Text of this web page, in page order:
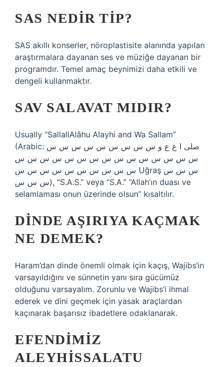
SAS NEDIR TIP?
SAS akıllı konserler, nöroplastisite alanında yapılan
araştırmalara dayanan ses ve müziğe dayanan bir
programdır. Temel amaç beynimizi daha etkili ve
dengeli kullanmaktır.
SAV SALAVAT MIDIR?
Usually “SallallAlâhu Alayhi and Wa Sallam”
(Arabic: صلى ا ع ع و س س س س س س س س س
س س س س س س س س س س س س س س س
س س س س س س س س س س Uğraş س س س
س س س), “S.A.S.” veya “S.A.” “Allah’ın duası ve
selamlaması onun üzerinde olsun” kısaltılır.
DINDE AŞIRIYA KAÇMAK
NE DEMEK?
Haram’dan dinde önemli olmak için kaçış, Wajibs’in
varsayıldığını ve sünnetin yanı sıra gücümüz
olduğunu varsayalım. Zorunlu ve Wajibs’i ihmal
ederek ve dini geçmek için yasak araçlardan
kaçınarak başarısız ibadetlere odaklanarak.
EFENDIMIZ
ALEYHISSALATU